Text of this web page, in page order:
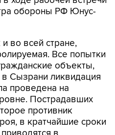
обороны РФ Юнус-
во всей стране,
Все попытки
объекты,
Сызрани ликвидация
проведена на
Пострадавших
противник
в кратчайшие сроки